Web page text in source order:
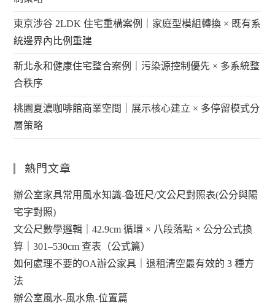
東京涉谷 2LDK 住宅重構案例｜家庭型模組轉換 × 既有系
統邊界內比例重建
新北永和健康住宅整合案例｜污染源控制優先 × 多系統整
合秩序
桃園夏濃咖啡館商業空間｜展示核心建立 × 多停留模式分
層策略
熱門文章
辦公室家具常用風水知識-魯班尺/文公尺對照表(公分與陽
宅字對照)
文公尺數學邏輯｜42.9cm 循環 × 八段落點 × 公分公式換
算｜301–530cm 查表（公式篇）
如何處理不要的OA辦公家具｜退租清空最有效的 3 種方
法
辦公室風水-風水魚-位置篇